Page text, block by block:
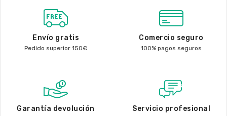
Envío gratis
Pedido superior 150€
Comercio seguro
100% pagos seguros
Garantía devolución Servicio profesional